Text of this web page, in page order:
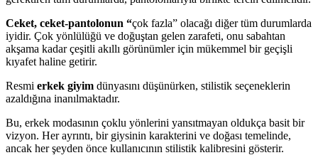
Ceket, ceket-pantolonun “çok fazla” olacağı diğer tüm durumlarda
iyidir. Çok yönlülüğü ve doğuştan gelen zarafeti, onu sabahtan
akşama kadar çeşitli akıllı görünümler için mükemmel bir geçişli
kıyafet haline getirir.
Resmi erkek giyim dünyasını düşünürken, stilistik seçeneklerin
azaldığına inanılmaktadır.
Bu, erkek modasının çoklu yönlerini yansıtmayan oldukça basit bir
vizyon. Her ayrıntı, bir giysinin karakterini ve doğası temelinde,
ancak her şeyden önce kullanıcının stilistik kalibresini gösterir.